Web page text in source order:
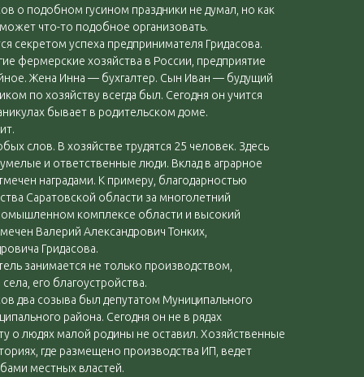
о подобном гусином праздники не думал, но как
что-то подобное организовать.
секретом успеха предпринимателя Гридасова.
фермерские хозяйства в России, предприятие
Жена Инна — бухгалтер. Сын Иван — будущий
по хозяйству всегда был. Сегодня он учится
бывает в родительском доме.
слов. В хозяйстве трудятся 25 человек. Здесь
и ответственные люди. Вклад в аграрное
наградами. К примеру, благодарностью
Саратовской области за многолетний
комплексе области и высокий
Валерий Александрович Тонких,
Гридасова.
занимается не только производством,
его благоустройства.
два созыва был депутатом Муниципального
района. Сегодня он не в рядах
о людях малой родины не оставил. Хозяйственные
где размещено производства ИП, ведет
местных властей.